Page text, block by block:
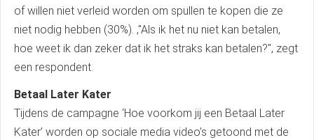
of willen niet verleid worden om spullen te kopen die ze
niet nodig hebben (30%). ,"Als ik het nu niet kan betalen,
hoe weet ik dan zeker dat ik het straks kan betalen?", zegt
een respondent.
Betaal Later Kater
Tijdens de campagne ‘Hoe voorkom jij een Betaal Later
Kater’ worden op sociale media video’s getoond met de